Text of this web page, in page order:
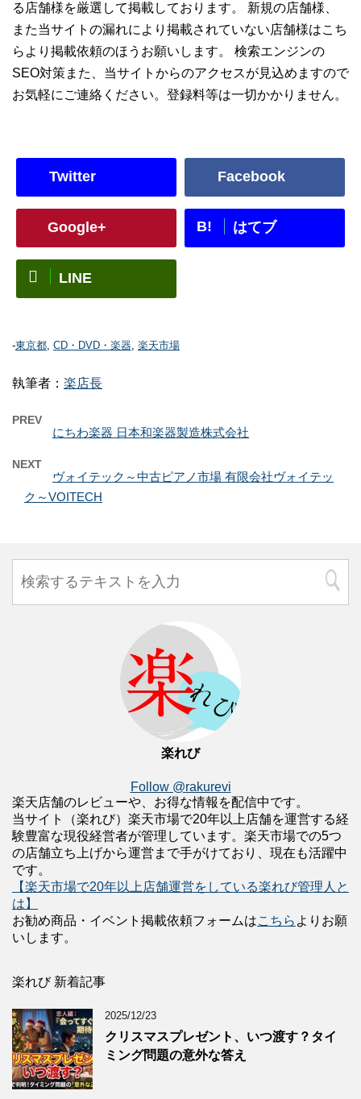
る店舗様を厳選して掲載しております。 新規の店舗様、
また当サイトの漏れにより掲載されていない店舗様はこち
らより掲載依頼のほうお願いします。 検索エンジンの
SEO対策また、当サイトからのアクセスが見込めますので
お気軽にご連絡ください。登録料等は一切かかりません。
Twitter Facebook
Google+ B! はてブ
LINE
-東京都, CD・DVD・楽器, 楽天市場
執筆者： 楽店長
PREV
にちわ楽器 日本和楽器製造株式会社
NEXT
ヴォイテック～中古ピアノ市場 有限会社ヴォイテッ
ク～VOITECH
楽れび
Follow @rakurevi
楽天店舗のレビューや、お得な情報を配信中です。
当サイト（楽れび）楽天市場で20年以上店舗を運営する経
験豊富な現役経営者が管理しています。楽天市場での5つ
の店舗立ち上げから運営まで手がけており、現在も活躍中
です。
【楽天市場で20年以上店舗運営をしている楽れび管理人と
は】
お勧め商品・イベント掲載依頼フォームはこちら よりお願
いします。
楽れび 新着記事
2025/12/23
クリスマスプレゼント、いつ渡す？タイ
ミング問題の意外な答え